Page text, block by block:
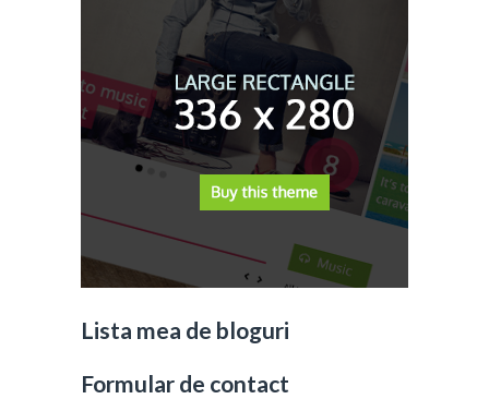
Lista mea de bloguri
Formular de contact